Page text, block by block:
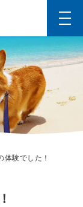
験でした！
t
o
g
g
l
v
a